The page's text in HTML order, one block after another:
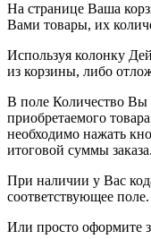
На странице Ваша
Вами товары, их
Используя колонку
из корзины, либо
В поле Количество Вы
приобретаемого
необходимо нажать
итоговой суммы заказа.
При наличии у Вас
соответствующее поле.
Или просто оформите